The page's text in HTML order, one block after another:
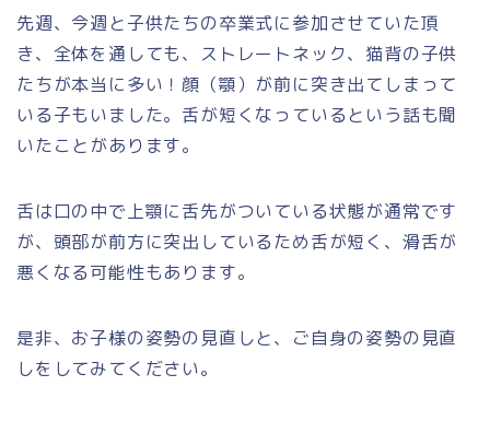
先週、今週と子供たちの卒業式に参加させていた頂
き、全体を通しても、ストレートネック、猫背の子供
たちが本当に多い！顔（顎）が前に突き出てしまって
いる子もいました。舌が短くなっているという話も聞
いたことがあります。
舌は口の中で上顎に舌先がついている状態が通常です
が、頭部が前方に突出しているため舌が短く、滑舌が
悪くなる可能性もあります。
是非、お子様の姿勢の見直しと、ご自身の姿勢の見直
しをしてみてください。